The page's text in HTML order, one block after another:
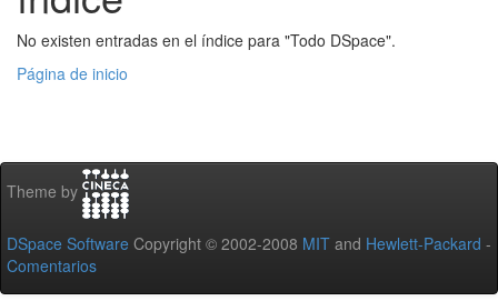
No existen entradas en el índice para "Todo DSpace".
Página de inicio
Theme by
DSpace Software Copyright © 2002-2008 MIT and Hewlett-Packard -
Comentarios